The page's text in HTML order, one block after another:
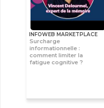
INFOWEB MARKETPLACE
Surcharge
informationnelle :
comment limiter la
fatigue cognitive ?